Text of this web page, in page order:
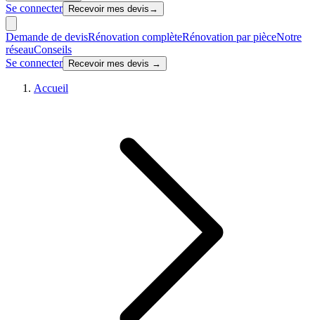
Se connecter
Recevoir mes devis →
Demande de devisRénovation complèteRénovation par pièceNotre
réseauConseils
Se connecter
Recevoir mes devis →
Accueil